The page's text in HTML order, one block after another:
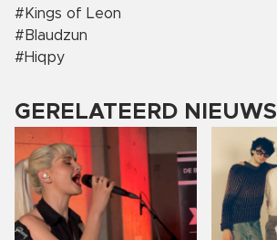
# Kings of Leon
# Blaudzun
#Hiqpy
GERELATEERD NIEUWS